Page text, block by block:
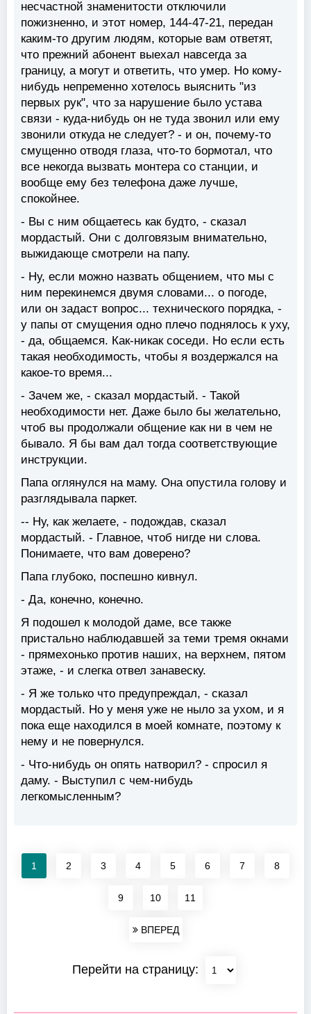
несчастной знаменитости отключили
пожизненно, и этот номер, 144-47-21, передан
каким-то другим людям, которые вам ответят,
что прежний абонент выехал навсегда за
границу, а могут и ответить, что умер. Но кому-
нибудь непременно хотелось выяснить "из
первых рук", что за нарушение было устава
связи - куда-нибудь он не туда звонил или ему
звонили откуда не следует? - и он, почему-то
смущенно отводя глаза, что-то бормотал, что
все некогда вызвать монтера со станции, и
вообще ему без телефона даже лучше,
спокойнее.
- Вы с ним общаетесь как будто, - сказал
мордастый. Они с долговязым внимательно,
выжидающе смотрели на папу.
- Ну, если можно назвать общением, что мы с
ним перекинемся двумя словами... о погоде,
или он задаст вопрос... технического порядка, -
у папы от смущения одно плечо поднялось к уху,
- да, общаемся. Как-никак соседи. Но если есть
такая необходимость, чтобы я воздержался на
какое-то время...
- Зачем же, - сказал мордастый. - Такой
необходимости нет. Даже было бы желательно,
чтоб вы продолжали общение как ни в чем не
бывало. Я бы вам дал тогда соответствующие
инструкции.
Папа оглянулся на маму. Она опустила голову и
разглядывала паркет.
-- Ну, как желаете, - подождав, сказал
мордастый. - Главное, чтоб нигде ни слова.
Понимаете, что вам доверено?
Папа глубоко, поспешно кивнул.
- Да, конечно, конечно.
Я подошел к молодой даме, все также
пристально наблюдавшей за теми тремя окнами
- прямехонько против наших, на верхнем, пятом
этаже, - и слегка отвел занавеску.
- Я же только что предупреждал, - сказал
мордастый. Но у меня уже не ныло за ухом, и я
пока еще находился в моей комнате, поэтому к
нему и не повернулся.
- Что-нибудь он опять натворил? - спросил я
даму. - Выступил с чем-нибудь
легкомысленным?
1 2 3 4 5 6 7 8
9 10 11
ВПЕРЕД
Перейти на страницу: